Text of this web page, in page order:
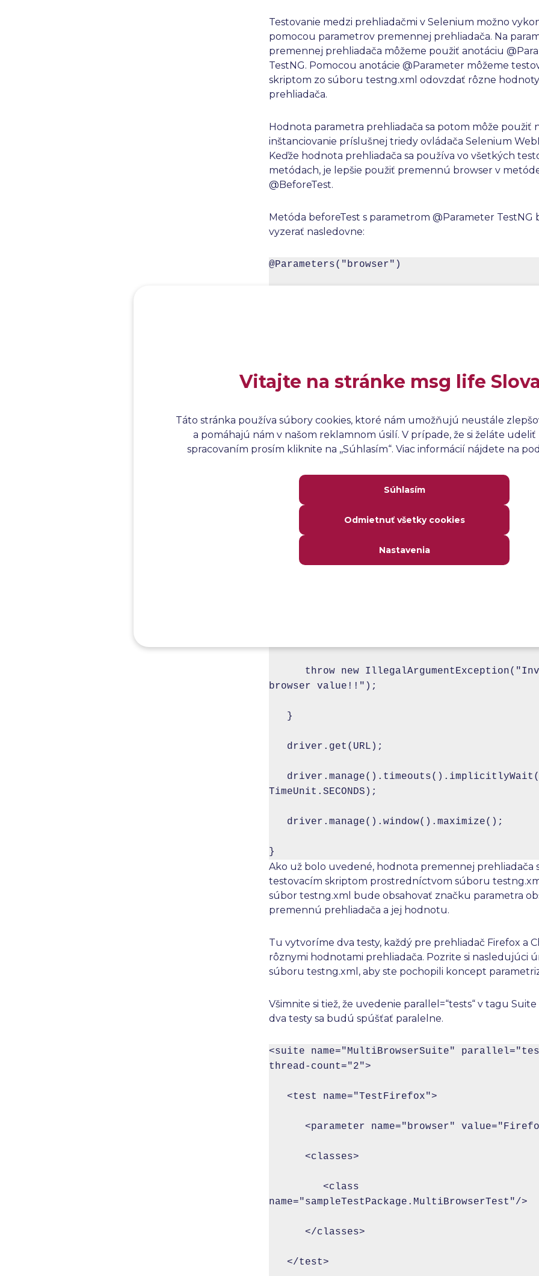
Testovanie medzi prehliadačmi v Selenium možno
pomocou parametrov premennej prehliadača. Na
premennej prehliadača môžeme použiť anotáciu
TestNG. Pomocou anotácie @Parameter môžeme
skriptom zo súboru testng.xml odovzdať rôzne hodnoty
prehliadača.
Hodnota parametra prehliadača sa potom môže použiť
inštanciovanie príslušnej triedy ovládača Selenium
Keďže hodnota prehliadača sa používa vo všetkých
metódach, je lepšie použiť premennú browser v
@BeforeTest.
Metóda beforeTest s parametrom @Parameter TestNG
vyzerať nasledovne:
@Parameters("browser")
if (browser.equalsIgnoreCase("Firefox")) {
driver = new FirefoxDriver();
}
else if
+ pathToChromeDriverBinary +
"chromedriver.exe");
throw new
browser value!!");
}
driver.get(URL);
TimeUnit.SECONDS);
driver.manage().window().maximize();
}
Ako už bolo uvedené, hodnota premennej prehliadača
testovacím skriptom prostredníctvom súboru
súbor testng.xml bude obsahovať značku parametra
premennú prehliadača a jej hodnotu.
Tu vytvoríme dva testy, každý pre prehliadač Firefox a
rôznymi hodnotami prehliadača. Pozrite si nasledujúci
súboru testng.xml, aby ste pochopili koncept
Všimnite si tiež, že uvedenie parallel=“tests“ v tagu Suite
dva testy sa budú spúšťať paralelne.
<suite name="MultiBrowserSuite"
thread-count="2">
<test name="TestFirefox">
<parameter name="browser"
<classes>
<class
name="sampleTestPackage.MultiBrowserTest"/>
</classes>
</test>
Vitajte na stránke msg life
Táto stránka používa súbory cookies, ktoré nám umožňujú neustále
a pomáhajú nám v našom reklamnom úsilí. V prípade, že si želáte udeliť
spracovaním prosím kliknite na ,,Súhlasím“. Viac informácií nájdete na
Súhlasím
Odmietnuť všetky cookies
Nastavenia